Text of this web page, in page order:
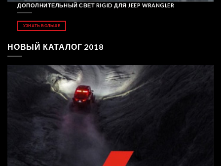
ДОПОЛНИТЕЛЬНЫЙ СВЕТ RIGID ДЛЯ JEEP WRANGLER
УЗНАТЬ БОЛЬШЕ
НОВЫЙ КАТАЛОГ 2018